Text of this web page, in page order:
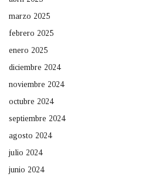
marzo 2025
febrero 2025
enero 2025
diciembre 2024
noviembre 2024
octubre 2024
septiembre 2024
agosto 2024
julio 2024
junio 2024